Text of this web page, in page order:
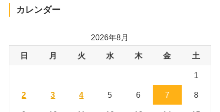
カレンダー
2026年8月
日 月 火 水 木 金 土
1
2 3 4 5 6 7 8